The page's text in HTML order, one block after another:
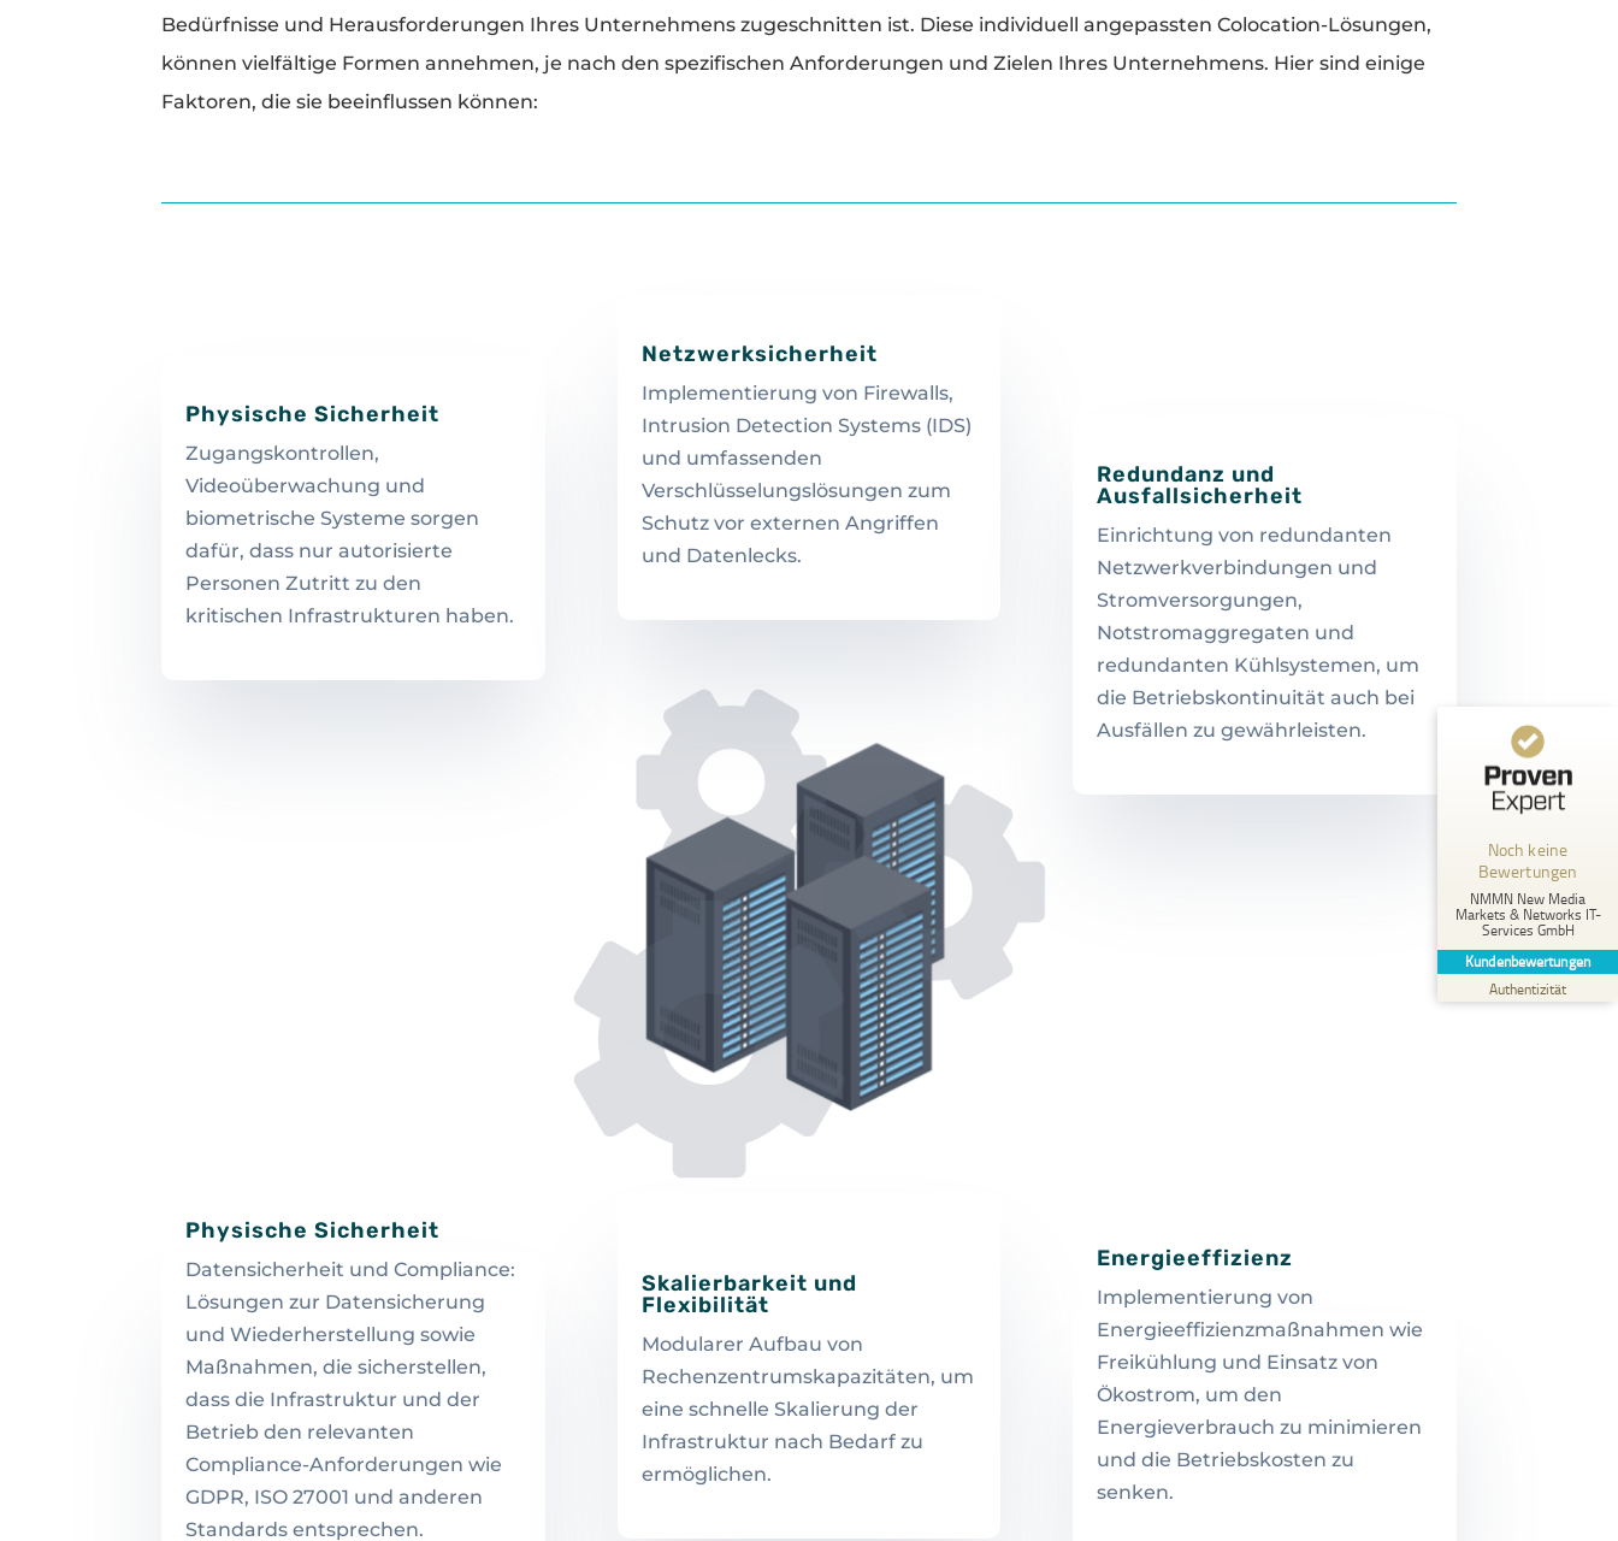
Bedürfnisse und Herausforderungen Ihres Unternehmens zugeschnitten ist. Diese individuell angepassten Colocation-Lösungen,
können vielfältige Formen annehmen, je nach den spezifischen Anforderungen und Zielen Ihres Unternehmens. Hier sind einige
Faktoren, die sie beeinflussen können:
Physische Sicherheit
Zugangskontrollen,
Videoüberwachung und
biometrische Systeme sorgen
dafür, dass nur autorisierte
Personen Zutritt zu den
kritischen Infrastrukturen haben.
Netzwerksicherheit
Implementierung von Firewalls,
Intrusion Detection Systems (IDS)
und umfassenden
Verschlüsselungslösungen zum
Schutz vor externen Angriffen
und Datenlecks.
Redundanz und
Ausfallsicherheit
Einrichtung von redundanten
Netzwerkverbindungen und
Stromversorgungen,
Notstromaggregaten und
redundanten Kühlsystemen, um
die Betriebskontinuität auch bei
Ausfällen zu gewährleisten.
Physische Sicherheit
Datensicherheit und Compliance:
Lösungen zur Datensicherung
und Wiederherstellung sowie
Maßnahmen, die sicherstellen,
dass die Infrastruktur und der
Betrieb den relevanten
Compliance-Anforderungen wie
GDPR, ISO 27001 und anderen
Standards entsprechen.
Skalierbarkeit und
Flexibilität
Modularer Aufbau von
Rechenzentrumskapazitäten, um
eine schnelle Skalierung der
Infrastruktur nach Bedarf zu
ermöglichen.
Energieeffizienz
Implementierung von
Energieeffizienzmaßnahmen wie
Freikühlung und Einsatz von
Ökostrom, um den
Energieverbrauch zu minimieren
und die Betriebskosten zu
senken.
Noch keine
Bewertungen
NMMN New Media
Markets & Networks IT-
Services GmbH
Kundenbewertungen
Authentizität
Kundenbewertungen und Erfahrungen zu
NMMN New Media Markets & Networks IT-Services GmbH
Erfahren Sie mehr über dieses Bewertungssiegel
01.01.1970